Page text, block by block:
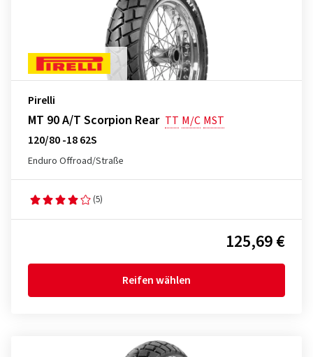
Pirelli
MT 90 A/T Scorpion Rear TT M/C MST
120/80 -18 62S
Enduro Offroad/Straße
(5)
125,69 €
Reifen wählen